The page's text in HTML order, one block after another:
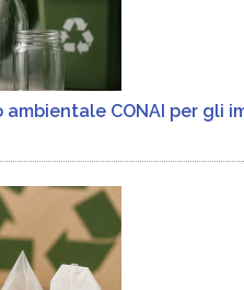
CONAI per gli